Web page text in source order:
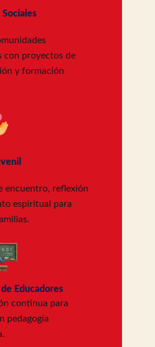
Sociales
con proyectos de
y formación
encuentro, reflexión
espiritual para
Educadores
continua para
pedagogía